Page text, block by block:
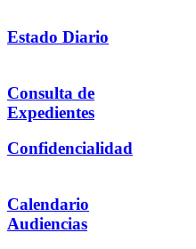
Estado Diario
Consulta de
Expedientes
Confidencialidad
Calendario
Audiencias